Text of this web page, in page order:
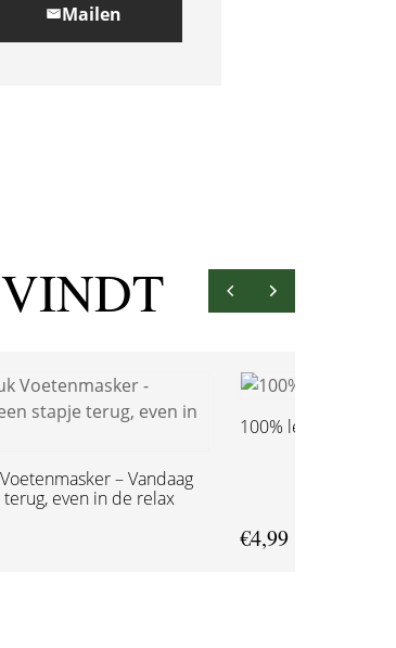
Mailen
– Vandaag
even in de relax
100% leuk
€4,99